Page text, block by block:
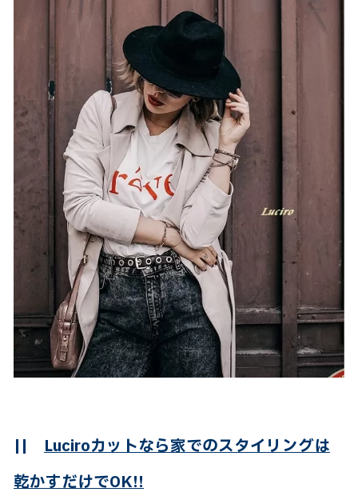
|| Luciroカットなら家でのスタイリングは
乾かすだけでOK!!